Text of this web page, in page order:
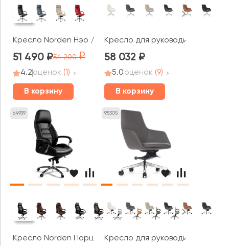
Кресло Norden Нэо / Neo
51 490 54 200
4.2оценок (1)
В корзину
Кресло для руководителя RV
58 032
5.0оценок (9)
В корзину
64939
Кресло Norden Порше / Porsche
95305
Кресло для руководителя RV